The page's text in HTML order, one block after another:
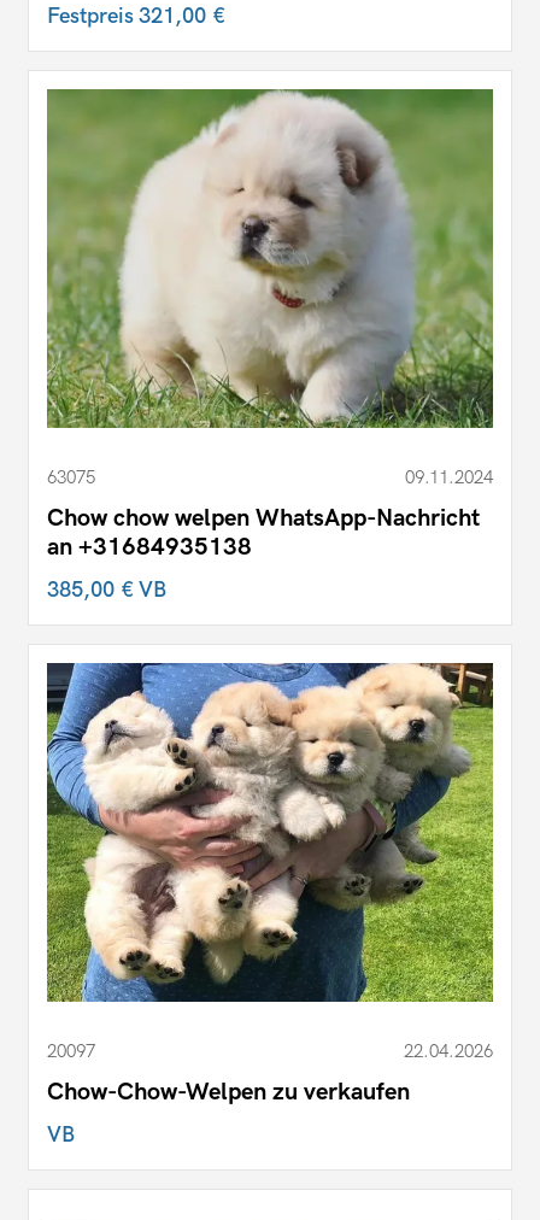
Festpreis321,00 €
63075 09.11.2024
Chow chow welpen WhatsApp-Nachricht
an +31684935138
385,00 €VB
20097 22.04.2026
Chow-Chow-Welpen zu verkaufen
VB